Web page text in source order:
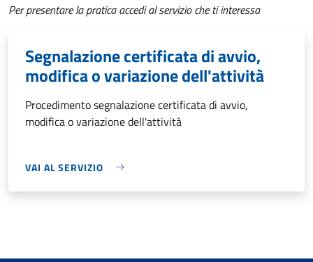
Per presentare la pratica accedi al servizio che ti interessa
Segnalazione certificata di avvio,
modifica o variazione dell'attività
Procedimento segnalazione certificata di avvio,
modifica o variazione dell'attività
VAI AL SERVIZIO